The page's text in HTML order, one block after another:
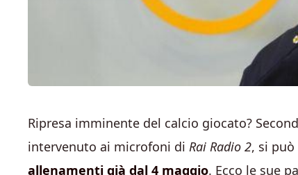
Ripresa imminente del calcio giocato?
intervenuto ai microfoni di Rai Radio 2, si può
allenamenti già dal 4 maggio. Ecco le sue